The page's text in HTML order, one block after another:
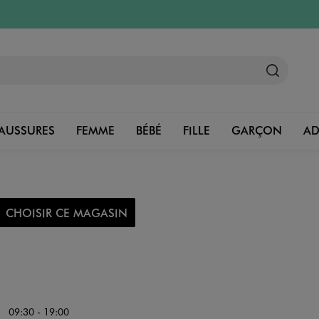
FEMME BÉBÉ FILLE GARÇON
CHOISIR CE MAGASIN
09:30 - 19:00